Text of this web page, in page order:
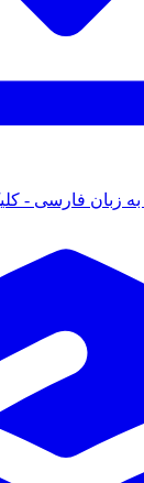
فارسی - کلیک کنید